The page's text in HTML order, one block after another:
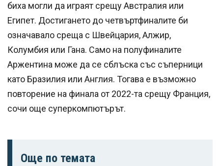
биха могли да играят срещу Австралия или
Египет. Достигането до четвъртфиналите би
означавало среща с Швейцария, Алжир,
Колумбия или Гана. Само на полуфиналите
Аржентина може да се сблъска със съперници
като Бразилия или Англия. Тогава е възможно
повторение на финала от 2022-та срещу Франция,
сочи още суперкомпютърът.
Още по темата